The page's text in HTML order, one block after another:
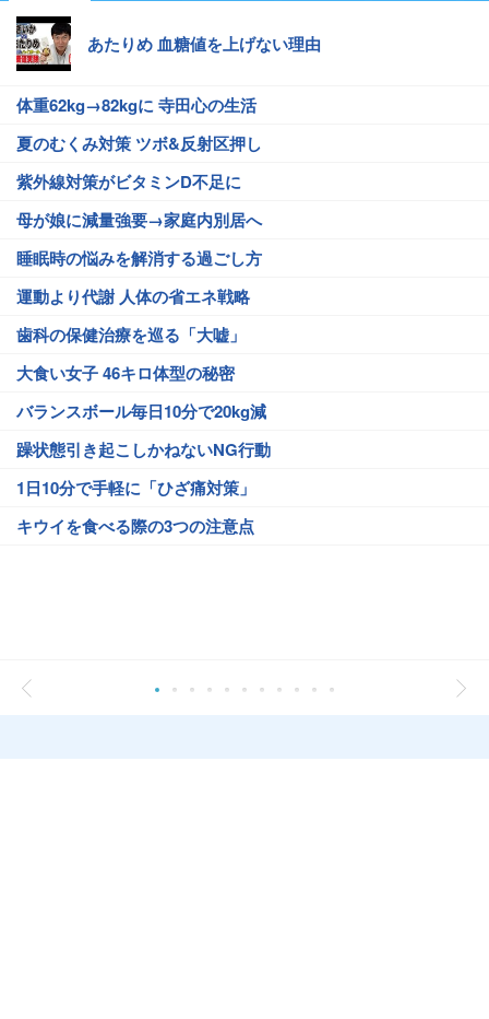
あたりめ 血糖値を上げない理由
体重62kg→82kgに 寺田心の生活
夏のむくみ対策 ツボ&反射区押し
紫外線対策がビタミンD不足に
母が娘に減量強要→家庭内別居へ
睡眠時の悩みを解消する過ごし方
運動より代謝 人体の省エネ戦略
歯科の保健治療を巡る「大嘘」
大食い女子 46キロ体型の秘密
バランスボール毎日10分で20kg減
躁状態引き起こしかねないNG行動
1日10分で手軽に「ひざ痛対策」
キウイを食べる際の3つの注意点